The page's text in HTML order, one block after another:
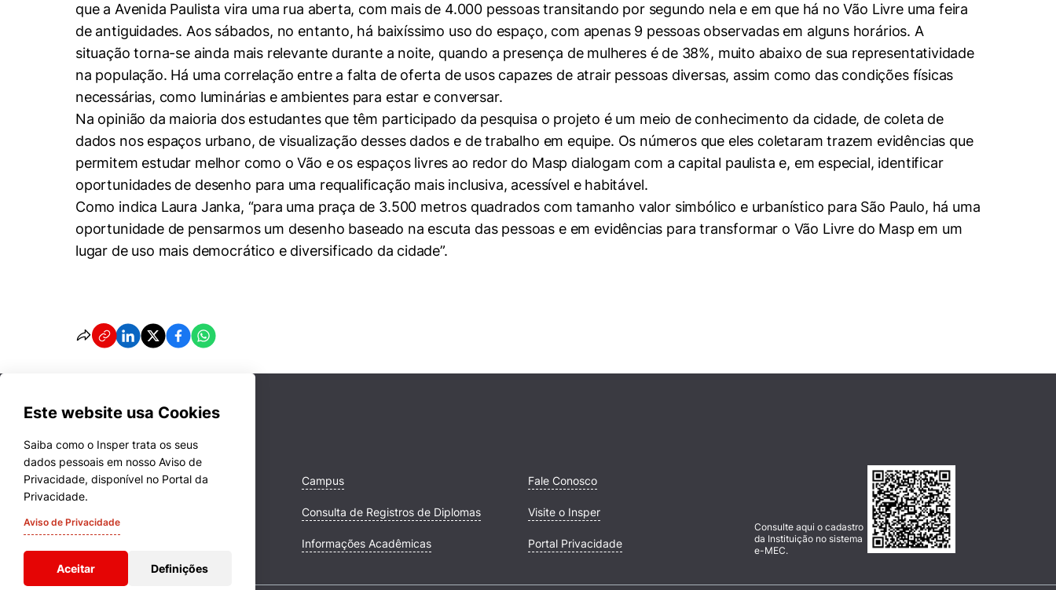
que a Avenida Paulista vira uma rua aberta, com mais de 4.000 pessoas transitando por segundo nela e em que há no Vão Livre uma feira
de antiguidades. Aos sábados, no entanto, há baixíssimo uso do espaço, com apenas 9 pessoas observadas em alguns horários. A
situação torna-se ainda mais relevante durante a noite, quando a presença de mulheres é de 38%, muito abaixo de sua representatividade
na população. Há uma correlação entre a falta de oferta de usos capazes de atrair pessoas diversas, assim como das condições físicas
necessárias, como luminárias e ambientes para estar e conversar.
Na opinião da maioria dos estudantes que têm participado da pesquisa o projeto é um meio de conhecimento da cidade, de coleta de
dados nos espaços urbano, de visualização desses dados e de trabalho em equipe. Os números que eles coletaram trazem evidências que
permitem estudar melhor como o Vão e os espaços livres ao redor do Masp dialogam com a capital paulista e, em especial, identificar
oportunidades de desenho para uma requalificação mais inclusiva, acessível e habitável.
Como indica Laura Janka, “para uma praça de 3.500 metros quadrados com tamanho valor simbólico e urbanístico para São Paulo, há uma
oportunidade de pensarmos um desenho baseado na escuta das pessoas e em evidências para transformar o Vão Livre do Masp em um
lugar de uso mais democrático e diversificado da cidade”.
Este website usa Cookies
Saiba como o Insper trata os seus
dados pessoais em nosso Aviso de
Privacidade, disponível no Portal da
Privacidade.
Aviso de Privacidade
Aceitar Definições
Cursos Campus
Consulta de Registros de Diplomas
Informações Acadêmicas
Fale Conosco
Visite o Insper
Portal Privacidade
Consulte aqui o cadastro
da Instituição no sistema
e-MEC.